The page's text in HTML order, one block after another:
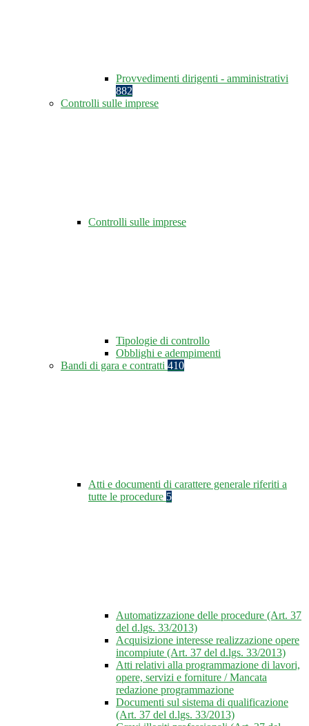
Provvedimenti dirigenti - amministrativi
882
Controlli sulle imprese
Controlli sulle imprese
Tipologie di controllo
Obblighi e adempimenti
Bandi di gara e contratti 410
Atti e documenti di carattere generale riferiti a
tutte le procedure 5
Automatizzazione delle procedure (Art. 37
del d.lgs. 33/2013)
Acquisizione interesse realizzazione opere
incompiute (Art. 37 del d.lgs. 33/2013)
Atti relativi alla programmazione di lavori,
opere, servizi e forniture / Mancata
redazione programmazione
Documenti sul sistema di qualificazione
(Art. 37 del d.lgs. 33/2013)